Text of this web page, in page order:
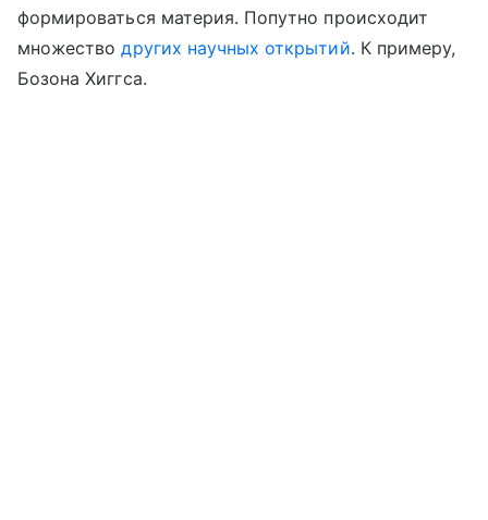
формироваться материя. Попутно происходит
множестводругих научных открытий. К примеру,
Бозона Хиггса.